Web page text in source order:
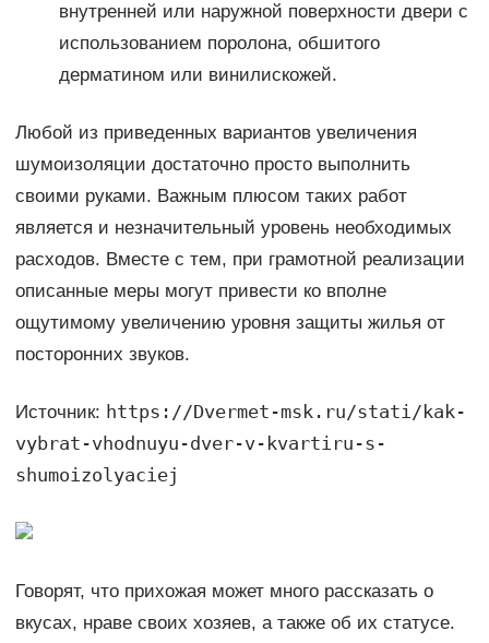
внутренней или наружной поверхности двери с
использованием поролона, обшитого
дерматином или винилискожей.
Любой из приведенных вариантов увеличения
шумоизоляции достаточно просто выполнить
своими руками. Важным плюсом таких работ
является и незначительный уровень необходимых
расходов. Вместе с тем, при грамотной реализации
описанные меры могут привести ко вполне
ощутимому увеличению уровня защиты жилья от
посторонних звуков.
Источник: https://Dvermet-msk.ru/stati/kak-
vybrat-vhodnuyu-dver-v-kvartiru-s-
shumoizolyaciej
Говорят, что прихожая может много рассказать о
вкусах, нраве своих хозяев, а также об их статусе.